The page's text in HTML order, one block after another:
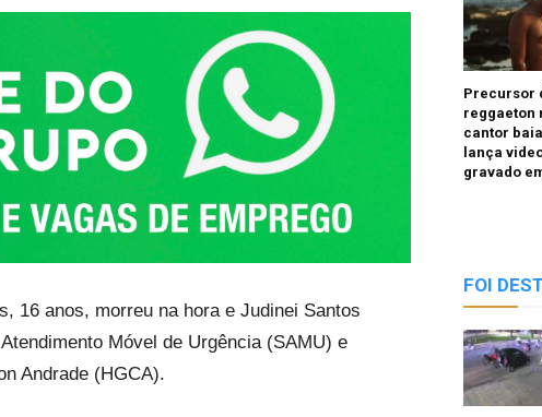
16 anos, morreu na hora e Judinei Santos
Móvel de Urgência (SAMU) e
Andrade (HGCA).
Precursor
reggaeton
cantor
lança
gravado
FOI